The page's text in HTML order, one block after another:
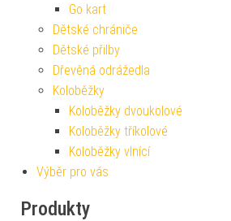
Go kart
Dětské chrániče
Dětské přilby
Dřevěná odrážedla
Koloběžky
Koloběžky dvoukolové
Koloběžky tříkolové
Koloběžky vlnící
Výběr pro vás
Produkty